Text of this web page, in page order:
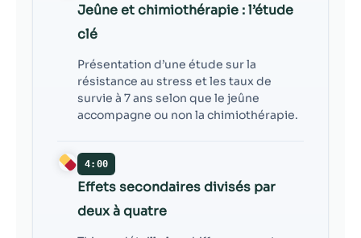
Jeûne et chimiothérapie : l’étude
clé
Présentation d’une étude sur la
résistance au stress et les taux de
survie à 7 ans selon que le jeûne
accompagne ou non la chimiothérapie.
4:00
Effets secondaires divisés par
deux à quatre